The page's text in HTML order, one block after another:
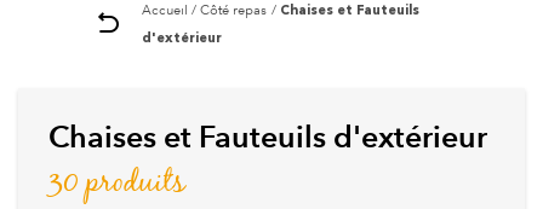
Accueil Côté repas Chaises et Fauteuils
d'extérieur
Chaises et Fauteuils d'extérieur
30 produits